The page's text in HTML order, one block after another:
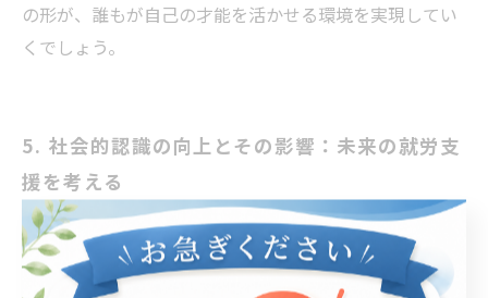
の形が、誰もが自己の才能を活かせる環境を実現してい
くでしょう。
5. 社会的認識の向上とその影響：未来の就労支
援を考える
社会的認識の向上は、就労支援の未来において極めて重
要な要素です。近年、発達障害や障がいを持つ方々に対